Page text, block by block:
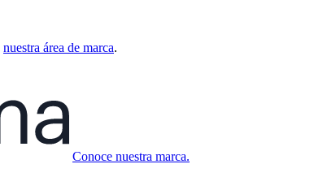
nuestra área de marca.
Conoce nuestra marca.